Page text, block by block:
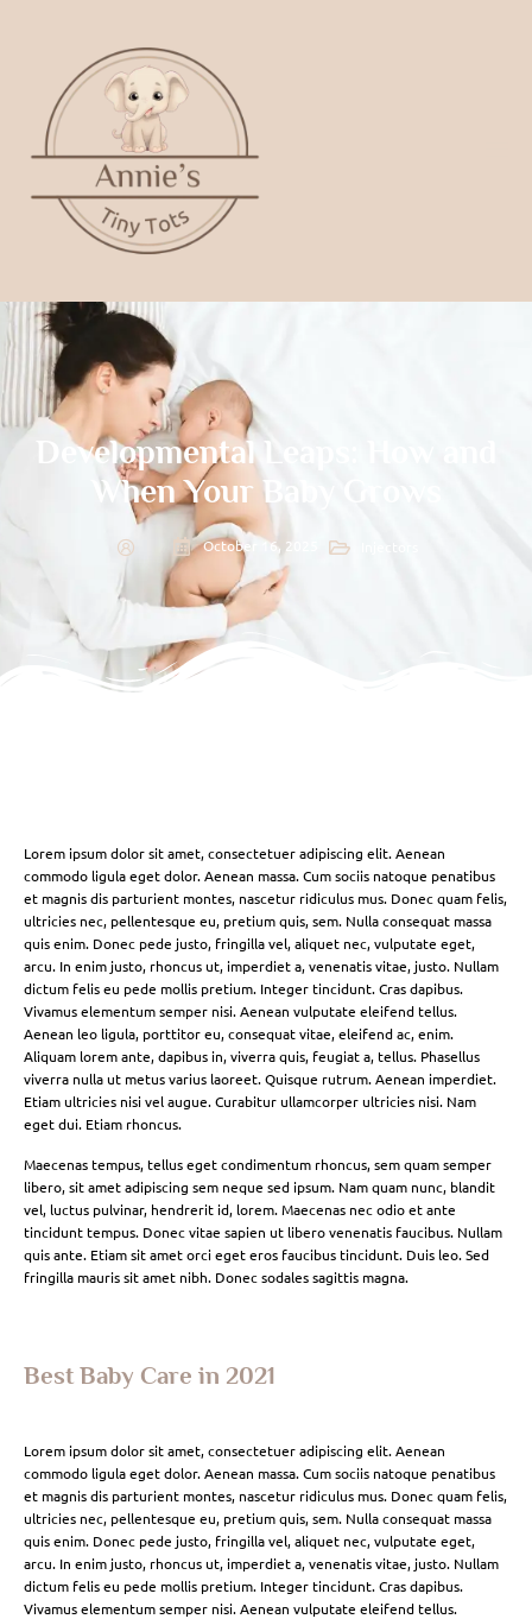
Developmental Leaps: How and
When Your Baby Grows
October 16, 2025
Lorem ipsum dolor sit amet, consectetuer adipiscing elit. Aenean
commodo ligula eget dolor. Aenean massa. Cum sociis natoque penatibus
et magnis dis parturient montes, nascetur ridiculus mus. Donec quam felis,
ultricies nec, pellentesque eu, pretium quis, sem. Nulla consequat massa
quis enim. Donec pede justo, fringilla vel, aliquet nec, vulputate eget,
arcu. In enim justo, rhoncus ut, imperdiet a, venenatis vitae, justo. Nullam
dictum felis eu pede mollis pretium. Integer tincidunt. Cras dapibus.
Vivamus elementum semper nisi. Aenean vulputate eleifend tellus.
Aenean leo ligula, porttitor eu, consequat vitae, eleifend ac, enim.
Aliquam lorem ante, dapibus in, viverra quis, feugiat a, tellus. Phasellus
viverra nulla ut metus varius laoreet. Quisque rutrum. Aenean imperdiet.
Etiam ultricies nisi vel augue. Curabitur ullamcorper ultricies nisi. Nam
eget dui. Etiam rhoncus.
Maecenas tempus, tellus eget condimentum rhoncus, sem quam semper
libero, sit amet adipiscing sem neque sed ipsum. Nam quam nunc, blandit
vel, luctus pulvinar, hendrerit id, lorem. Maecenas nec odio et ante
tincidunt tempus. Donec vitae sapien ut libero venenatis faucibus. Nullam
quis ante. Etiam sit amet orci eget eros faucibus tincidunt. Duis leo. Sed
fringilla mauris sit amet nibh. Donec sodales sagittis magna.
Best Baby Care in 2021
Lorem ipsum dolor sit amet, consectetuer adipiscing elit. Aenean
commodo ligula eget dolor. Aenean massa. Cum sociis natoque penatibus
et magnis dis parturient montes, nascetur ridiculus mus. Donec quam felis,
ultricies nec, pellentesque eu, pretium quis, sem. Nulla consequat massa
quis enim. Donec pede justo, fringilla vel, aliquet nec, vulputate eget,
arcu. In enim justo, rhoncus ut, imperdiet a, venenatis vitae, justo. Nullam
dictum felis eu pede mollis pretium. Integer tincidunt. Cras dapibus.
Vivamus elementum semper nisi. Aenean vulputate eleifend tellus.